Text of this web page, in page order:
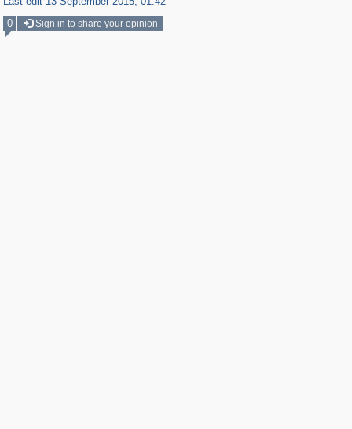
0
Sign in to share your opinion